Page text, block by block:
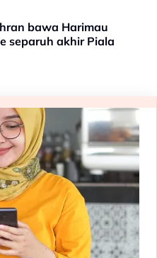
bawa Harimau
separuh akhir Piala